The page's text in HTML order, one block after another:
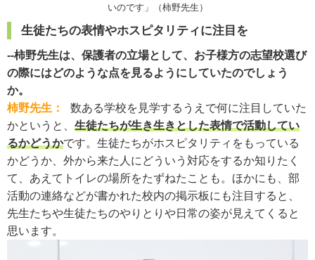
いのです」（柿野先生）
生徒たちの表情やホスピタリティに注目を
--柿野先生は、保護者の立場として、お子様方の志望校選び
の際にはどのような点を見るようにしていたのでしょう
か。
柿野先生：
数ある学校を見学するうえで何に注目していた
かというと、 生徒たちが生き生きとした表情で活動してい
るかどうかです。生徒たちがホスピタリティをもっている
かどうか、外から来た人にどういう対応をするか知りたく
て、あえてトイレの場所をたずねたことも。ほかにも、部
活動の連絡などが書かれた校内の掲示板にも注目すると、
先生たちや生徒たちのやりとりや日常の姿が見えてくると
思います。